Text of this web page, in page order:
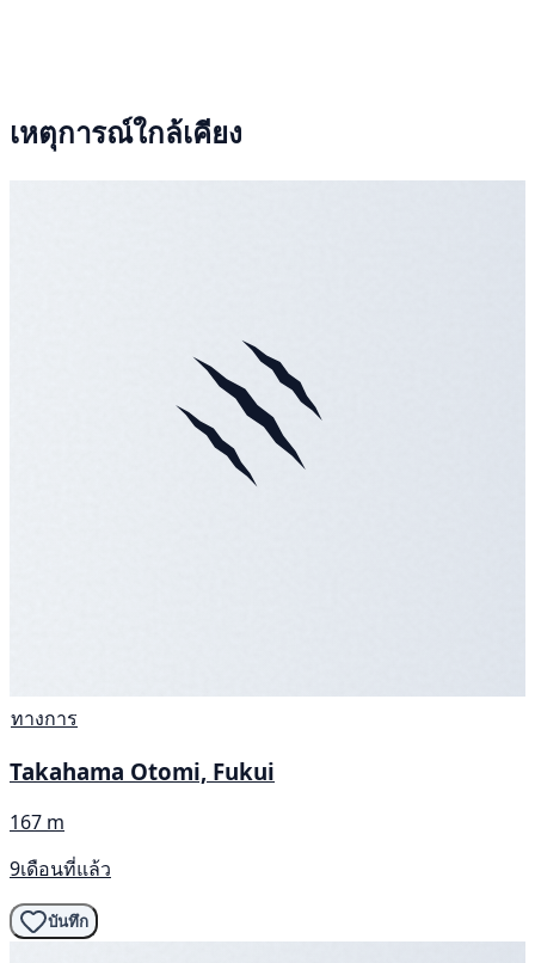
เหตุการณ์ใกล้เคียง
ทางการ
Takahama Otomi, Fukui
167 m
9เดือนที่แล้ว
บันทึก